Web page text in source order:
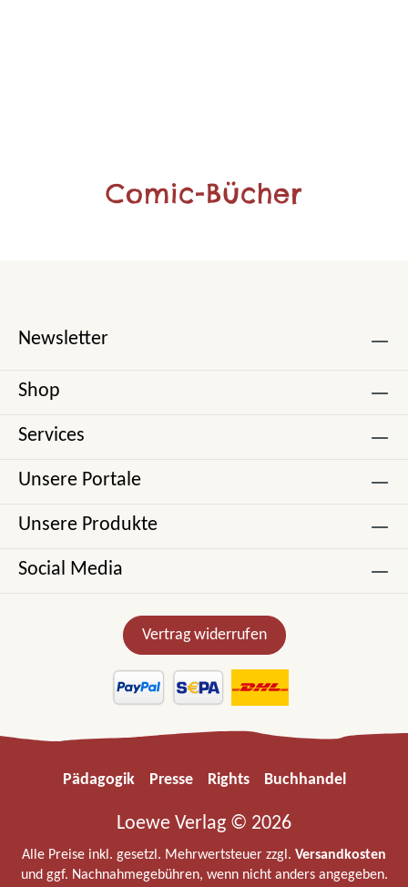
Comic-Bücher
Newsletter
Shop
Services
Unsere Portale
Unsere Produkte
Social Media
Vertrag widerrufen
Pädagogik Presse Rights Buchhandel
Loewe Verlag © 2026
Alle Preise inkl. gesetzl. Mehrwertsteuer zzgl. Versandkosten
und ggf. Nachnahmegebühren, wenn nicht anders angegeben.